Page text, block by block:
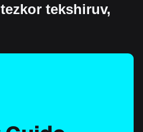
tekshiruv,